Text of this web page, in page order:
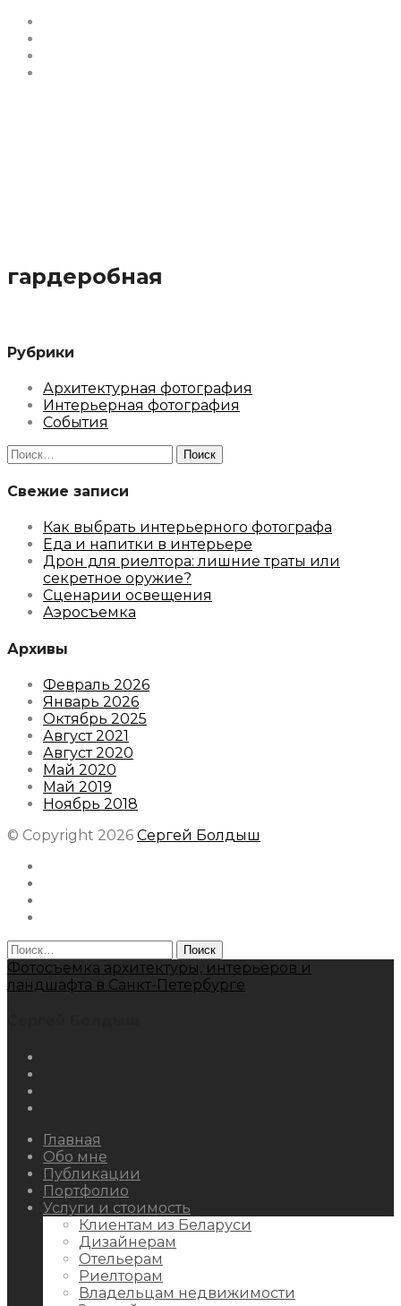
гардеробная
Рубрики
Архитектурная фотография
Интерьерная фотография
События
Найти:
Свежие записи
Как выбрать интерьерного фотографа
Еда и напитки в интерьере
Дрон для риелтора: лишние траты или
секретное оружие?
Сценарии освещения
Аэросъемка
Архивы
Февраль 2026
Январь 2026
Октябрь 2025
Август 2021
Август 2020
Май 2020
Май 2019
Ноябрь 2018
© Copyright 2026 Сергей Болдыш
Найти:
Фотосъемка архитектуры, интерьеров и
ландшафта в Санкт-Петербурге
Главная
Обо мне
Публикации
Портфолио
Услуги и стоимость
Клиентам из Беларуси
Дизайнерам
Отельерам
Риелторам
Владельцам недвижимости